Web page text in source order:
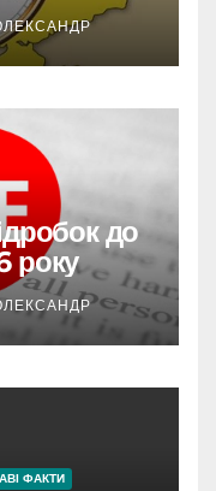
до
року
ФАКТИ